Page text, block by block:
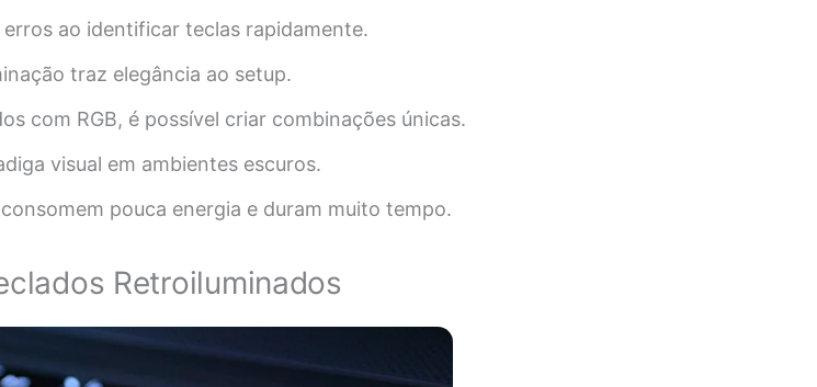
erros ao identificar teclas rapidamente.
traz elegância ao setup.
com RGB, é possível criar combinações únicas.
visual em ambientes escuros.
pouca energia e duram muito tempo.
Retroiluminados